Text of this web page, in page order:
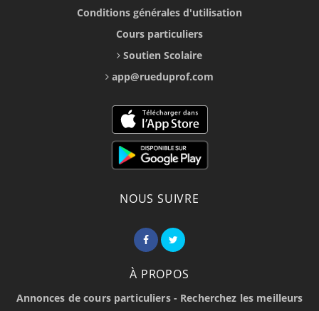
Conditions générales d'utilisation
Cours particuliers
Soutien Scolaire
app@rueduprof.com
NOUS SUIVRE
À PROPOS
Annonces de cours particuliers - Recherchez les meilleurs